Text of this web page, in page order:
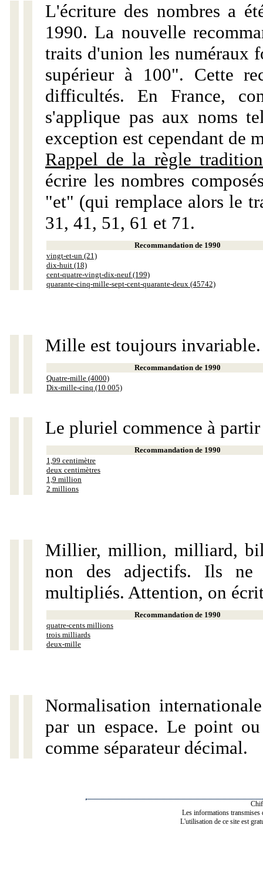
L'écriture des nombres a
1990. La nouvelle
traits d'union les numéraux
supérieur à 100". Cette
difficultés. En France,
s'applique pas aux noms
exception est cependant de
Rappel de la règle
écrire les nombres
"et" (qui remplace alors le
31, 41, 51, 61 et 71.
Recommandation de 1990
vingt-et-un (21)
dix-huit (18)
cent-quatre-vingt-dix-neuf (199)
quarante-cinq-mille-sept-cent-quarante-deux (45742)
Mille est toujours invariable.
Recommandation de 1990
Quatre-mille (4000)
Dix-mille-cinq (10 005)
Le pluriel commence à
Recommandation de 1990
1,99 centimètre
deux centimètres
1,9 million
2 millions
Millier, million, milliard,
non des adjectifs. Ils ne
multipliés. Attention, on
Recommandation de 1990
quatre-cents millions
trois milliards
deux-mille
Normalisation
par un espace. Le point
comme séparateur décimal.
Les informations transmises
L'utilisation de ce site est